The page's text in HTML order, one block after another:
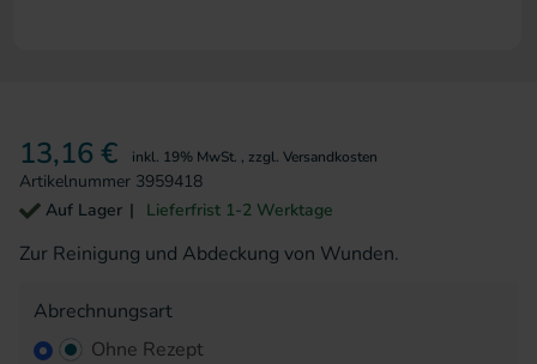
13,16 € inkl. 19% MwSt. , zzgl. Versandkosten
Artikelnummer 3959418
Auf Lager
Lieferfrist 1-2 Werktage
Zur Reinigung und Abdeckung von Wunden.
Abrechnungsart
Ohne Rezept